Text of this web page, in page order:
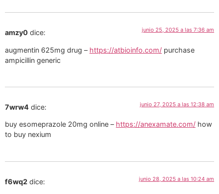
amzy0 dice: junio 25, 2025 a las 7:36 am
augmentin 625mg drug – https://atbioinfo.com/ purchase
ampicillin generic
7wrw4 dice: junio 27, 2025 a las 12:38 am
buy esomeprazole 20mg online – https://anexamate.com/ how
to buy nexium
f6wq2 dice: junio 28, 2025 a las 10:24 am